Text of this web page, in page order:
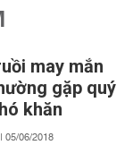
may mắn
gặp quý
khăn
05/06/2018